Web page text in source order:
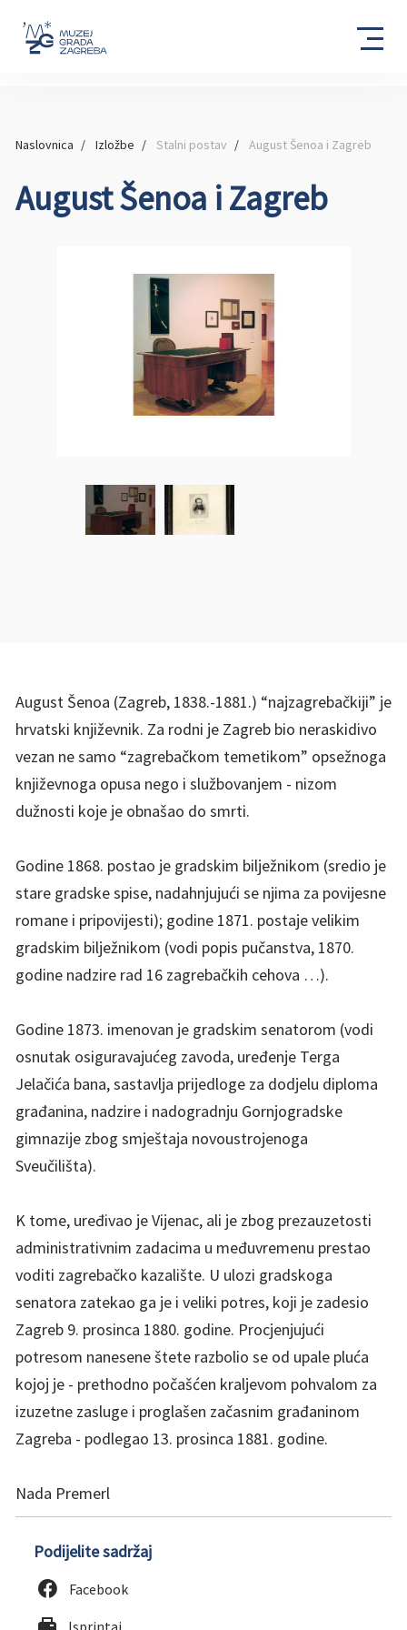
Naslovnica Izložbe Stalni postav August Šenoa i Zagreb
August Šenoa i Zagreb
August Šenoa (Zagreb, 1838.-1881.) “najzagrebačkiji” je
hrvatski književnik. Za rodni je Zagreb bio neraskidivo
vezan ne samo “zagrebačkom temetikom” opsežnoga
književnoga opusa nego i službovanjem - nizom
dužnosti koje je obnašao do smrti.
Godine 1868. postao je gradskim bilježnikom (sredio je
stare gradske spise, nadahnjujući se njima za povijesne
romane i pripovijesti); godine 1871. postaje velikim
gradskim bilježnikom (vodi popis pučanstva, 1870.
godine nadzire rad 16 zagrebačkih cehova …).
Godine 1873. imenovan je gradskim senatorom (vodi
osnutak osiguravajućeg zavoda, uređenje Terga
Jelačića bana, sastavlja prijedloge za dodjelu diploma
građanina, nadzire i nadogradnju Gornjogradske
gimnazije zbog smještaja novoustrojenoga
Sveučilišta).
K tome, uređivao je Vijenac, ali je zbog prezauzetosti
administrativnim zadacima u međuvremenu prestao
voditi zagrebačko kazalište. U ulozi gradskoga
senatora zatekao ga je i veliki potres, koji je zadesio
Zagreb 9. prosinca 1880. godine. Procjenjujući
potresom nanesene štete razbolio se od upale pluća
kojoj je - prethodno počašćen kraljevom pohvalom za
izuzetne zasluge i proglašen začasnim građaninom
Zagreba - podlegao 13. prosinca 1881. godine.
Nada Premerl
Podijelite sadržaj
Facebook
Isprintaj